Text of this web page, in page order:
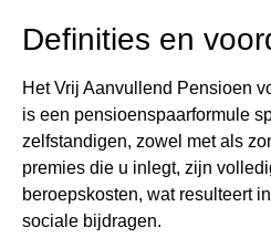
Definities en
Het Vrij Aanvullend Pensioen
is een pensioenspaarformule
zelfstandigen, zowel met als
premies die u inlegt, zijn
beroepskosten, wat resulteert
sociale bijdragen​​.